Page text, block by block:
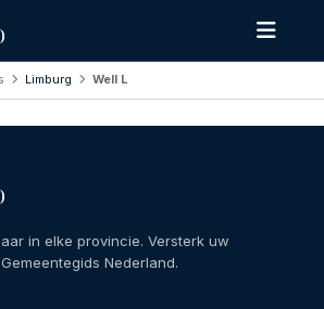
Limburg Well L
in elke provincie. Versterk uw
Nederland.